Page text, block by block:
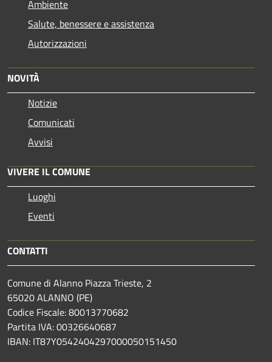
Ambiente
Salute, benessere e assistenza
Autorizzazioni
NOVITÀ
Notizie
Comunicati
Avvisi
VIVERE IL COMUNE
Luoghi
Eventi
CONTATTI
Comune di Alanno Piazza Trieste, 2
65020 ALANNO (PE)
Codice Fiscale: 80013770682
Partita IVA: 00326640687
IBAN: IT87Y0542404297000050151450